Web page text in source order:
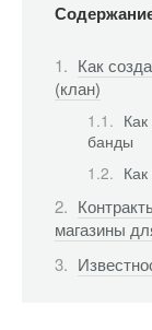
Как
(клан)
банды
магазины